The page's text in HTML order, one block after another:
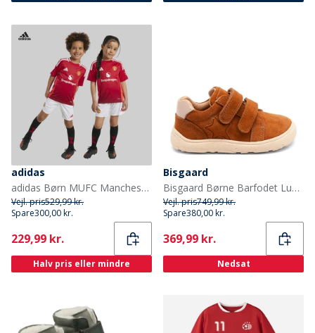
adidas
adidas Børn MUFC Manchester United 24/25 Hjemme Mini Sæt Mufc Red
Vejl. pris529,99 kr.
Spare300,00 kr.
Current
229,99 kr.
Halv pris eller mindre
Bisgaard
Bisgaard Børne Barfodet Luna Sko Cacao
Vejl. pris749,99 kr.
Spare380,00 kr.
Current
369,99 kr.
Nedsat